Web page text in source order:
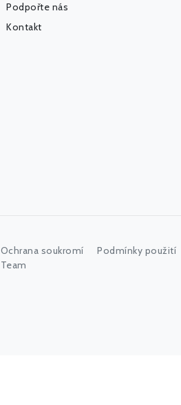
Podpořte nás
Kontakt
Ochrana soukromí
Podmínky použití
Team